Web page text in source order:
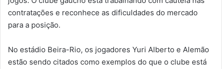
contratações e reconhece as dificuldades do mercado
para a posição.
No estádio Beira-Rio, os jogadores Yuri Alberto e Alemão
estão sendo citados como exemplos do que o clube está